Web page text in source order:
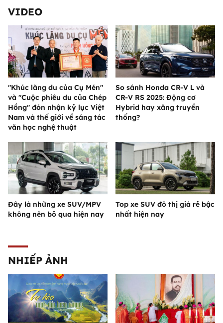
VIDEO
"Khúc lãng du của Cụ Mén"
và "Cuộc phiêu du của Chép
Hồng" đón nhận kỷ lục Việt
Nam và thế giới về sáng tác
văn học nghệ thuật
So sánh Honda CR-V L và
CR-V RS 2025: Động cơ
Hybrid hay xăng truyền
thống?
Đây là những xe SUV/MPV
không nên bỏ qua hiện nay
Top xe SUV đô thị giá rẻ bậc
nhất hiện nay
NHIẾP ẢNH